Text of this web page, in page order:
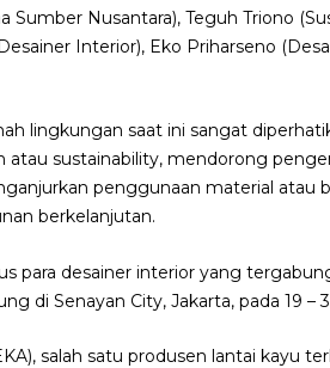
Sumber Nusantara), Teguh Triono
Interior), Eko Priharseno
lingkungan saat ini sangat
sustainability, mendorong
penggunaan material atau
berkelanjutan.
para desainer interior yang
di Senayan City, Jakarta, pada 19 –
salah satu produsen lantai kayu